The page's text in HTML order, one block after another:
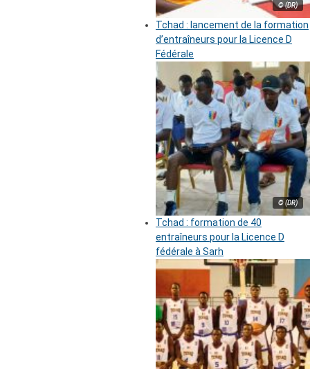
© (DR)
Tchad : lancement de la formation
d’entraîneurs pour la Licence D
Fédérale
© (DR)
Tchad : formation de 40
entraîneurs pour la Licence D
fédérale à Sarh